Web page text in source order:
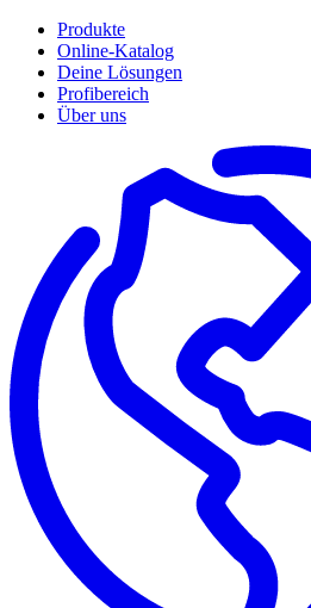
Produkte
Online-Katalog
Deine Lösungen
Profibereich
Über uns